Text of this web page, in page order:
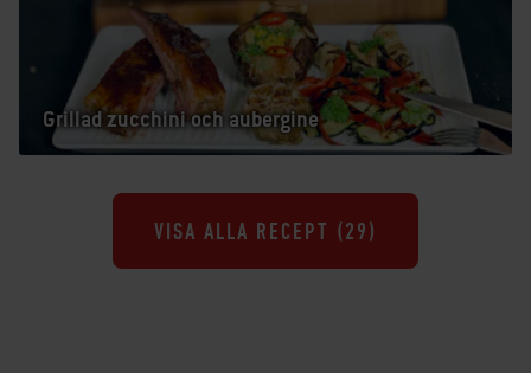
Grillad zucchini och aubergine
VISA ALLA RECEPT (29)